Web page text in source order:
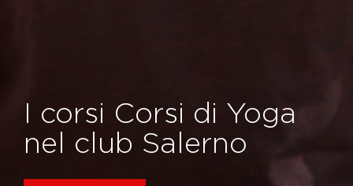
I corsi Corsi di Yoga
nel club Salerno